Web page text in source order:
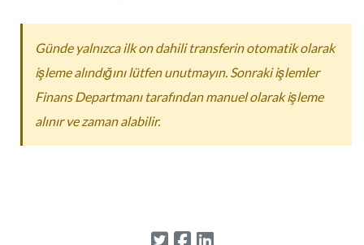
Günde yalnızca ilk on dahili transferin otomatik olarak
işleme alındığını lütfen unutmayın. Sonraki işlemler
Finans Departmanı tarafından manuel olarak işleme
alınır ve zaman alabilir.